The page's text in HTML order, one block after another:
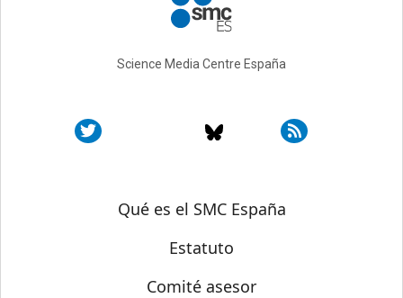
Science Media Centre España
Sobre SMC España
Qué es el SMC España
Estatuto
Comité asesor